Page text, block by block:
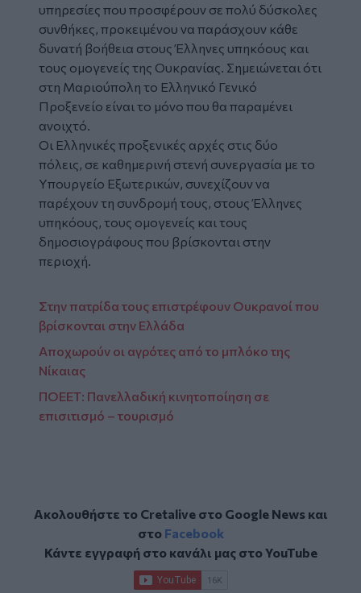
υπηρεσίες που προσφέρουν σε πολύ δύσκολες
συνθήκες, προκειμένου να παράσχουν κάθε
δυνατή βοήθεια στους Έλληνες υπηκόους και
τους ομογενείς της Ουκρανίας. Σημειώνεται ότι
στη Μαριούπολη το Ελληνικό Γενικό
Προξενείο είναι το μόνο που θα παραμένει
ανοιχτό.
Οι Ελληνικές προξενικές αρχές στις δύο
πόλεις, σε καθημερινή στενή συνεργασία με το
Υπουργείο Εξωτερικών, συνεχίζουν να
παρέχουν τη συνδρομή τους, στους Έλληνες
υπηκόους, τους ομογενείς και τους
δημοσιογράφους που βρίσκονται στην
περιοχή.
Στην πατρίδα τους επιστρέφουν Ουκρανοί που
βρίσκονται στην Ελλάδα
Αποχωρούν οι αγρότες από το μπλόκο της
Νίκαιας
ΠΟΕΕΤ: Πανελλαδική κινητοποίηση σε
επισιτισμό – τουρισμό
Ακολουθήστε το Cretalive στο Google Newsκαι
στο Facebook
Κάντε εγγραφή στο κανάλι μας στοYouTube